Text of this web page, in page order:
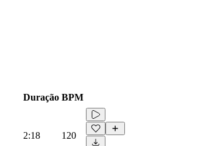
Duração BPM
2:18 120